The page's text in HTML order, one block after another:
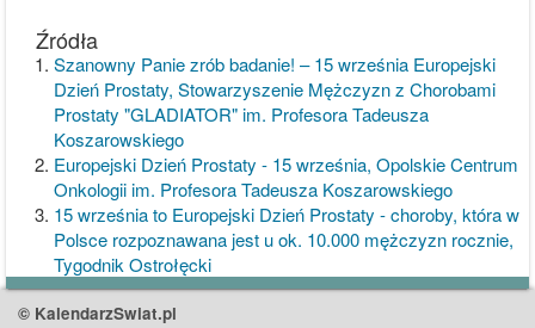
Źródła
Szanowny Panie zrób badanie! – 15 września Europejski
Dzień Prostaty, Stowarzyszenie Mężczyzn z Chorobami
Prostaty "GLADIATOR" im. Profesora Tadeusza
Koszarowskiego
Europejski Dzień Prostaty - 15 września, Opolskie Centrum
Onkologii im. Profesora Tadeusza Koszarowskiego
15 września to Europejski Dzień Prostaty - choroby, która w
Polsce rozpoznawana jest u ok. 10.000 mężczyzn rocznie,
Tygodnik Ostrołęcki
© KalendarzSwiat.pl